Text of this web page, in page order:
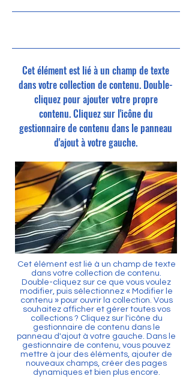
Cet élément est lié à un champ de texte
dans votre collection de contenu. Double-
cliquez pour ajouter votre propre
contenu. Cliquez sur l'icône du
gestionnaire de contenu dans le panneau
d'ajout à votre gauche.
Cet élément est lié à un champ de texte
dans votre collection de contenu.
Double-cliquez sur ce que vous voulez
modifier, puis sélectionnez « Modifier le
contenu » pour ouvrir la collection. Vous
souhaitez afficher et gérer toutes vos
collections ? Cliquez sur l'icône du
gestionnaire de contenu dans le
panneau d'ajout à votre gauche. Dans le
gestionnaire de contenu, vous pouvez
mettre à jour des éléments, ajouter de
nouveaux champs, créer des pages
dynamiques et bien plus encore.